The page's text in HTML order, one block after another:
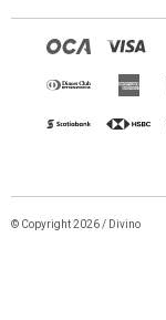
© Copyright 2026 / Divino